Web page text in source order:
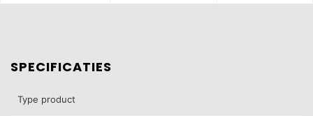
SPECIFICATIES
Type product